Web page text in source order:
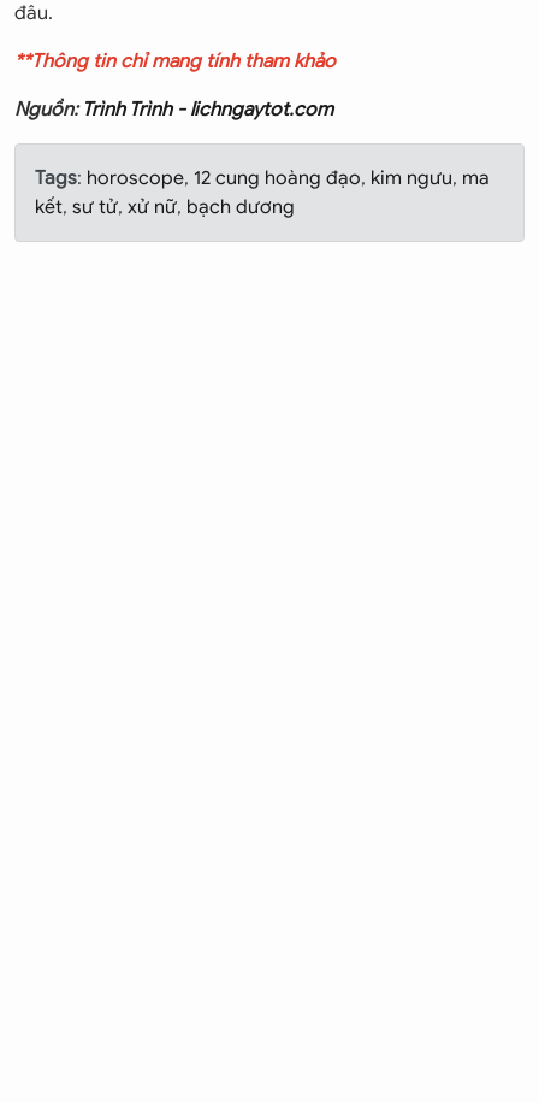
đâu.
**Thông tin chỉ mang tính tham khảo
Nguồn: Trình Trình - lichngaytot.com
Tags: horoscope, 12 cung hoàng đạo, kim ngưu, ma
kết, sư tử, xử nữ, bạch dương